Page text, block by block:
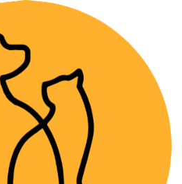
por compras sobre
Coquimbo hasta Los
Antiparasitarios